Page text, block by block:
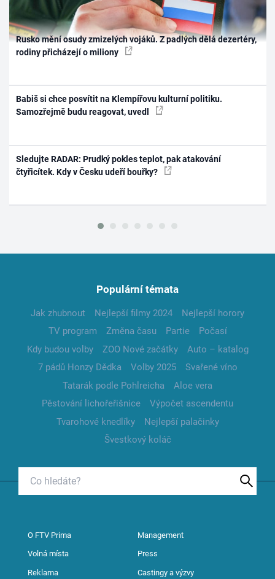
Rusko mění osudy zmizelých vojáků. Z padlých dělá dezertéry,
rodiny přicházejí o miliony
Babiš si chce posvítit na Klempířovu kulturní politiku.
Samozřejmě budu reagovat, uvedl
Sledujte RADAR: Prudký pokles teplot, pak atakování
čtyřicítek. Kdy v Česku udeří bouřky?
Populární témata
Jak zhubnout Nejlepší filmy 2024
Nejlepší horory
TV program
Změna času Partie
Počasí
Kdy budou volby
ZOO Nové začátky
Auto – katalog
7 pádů Honzy Dědka
Volby 2025
Svařené víno
Tatarák podle Pohlreicha
Aloe vera
Pěstování lichořeřišnice
Výpočet ascendentu
Tvarohové knedlíky
Nejlepší palačinky
Švestkový koláč
O FTV Prima Management
Volná místa Press
Reklama Castingy a výzvy